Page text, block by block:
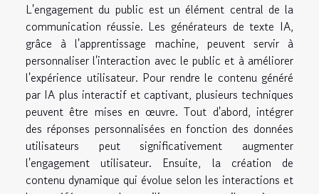
L'engagement du public est un élément central de la
communication réussie. Les générateurs de texte IA,
grâce à l'apprentissage machine, peuvent servir à
personnaliser l'interaction avec le public et à améliorer
l'expérience utilisateur. Pour rendre le contenu généré
par IA plus interactif et captivant, plusieurs techniques
peuvent être mises en œuvre. Tout d'abord, intégrer
des réponses personnalisées en fonction des données
utilisateurs peut significativement augmenter
l'engagement utilisateur. Ensuite, la création de
contenu dynamique qui évolue selon les interactions et